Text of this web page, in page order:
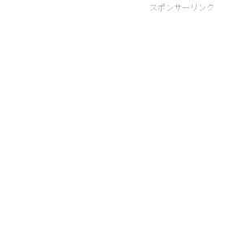
スポンサーリンク